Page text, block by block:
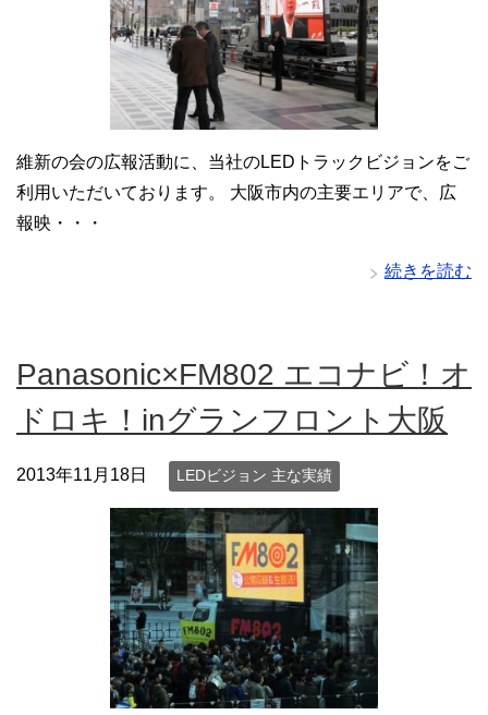
維新の会の広報活動に、当社のLEDトラックビジョンをご
利用いただいております。 大阪市内の主要エリアで、広
報映・・・
続きを読む
Panasonic×FM802 エコナビ！オ
ドロキ！inグランフロント大阪
2013年11月18日 LEDビジョン 主な実績